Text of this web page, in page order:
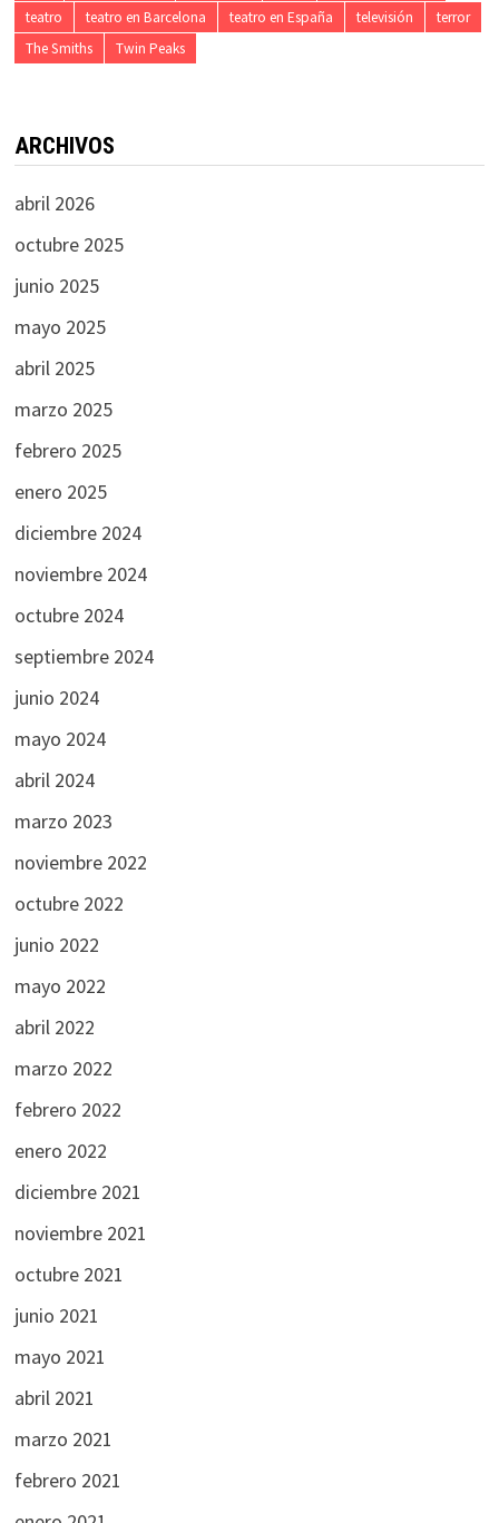
teatro
teatro en Barcelona teatro en España televisión
terror
The Smiths
Twin Peaks
ARCHIVOS
abril 2026
octubre 2025
junio 2025
mayo 2025
abril 2025
marzo 2025
febrero 2025
enero 2025
diciembre 2024
noviembre 2024
octubre 2024
septiembre 2024
junio 2024
mayo 2024
abril 2024
marzo 2023
noviembre 2022
octubre 2022
junio 2022
mayo 2022
abril 2022
marzo 2022
febrero 2022
enero 2022
diciembre 2021
noviembre 2021
octubre 2021
junio 2021
mayo 2021
abril 2021
marzo 2021
febrero 2021